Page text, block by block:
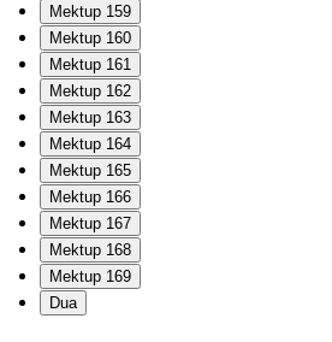
Mektup 159
Mektup 160
Mektup 161
Mektup 162
Mektup 163
Mektup 164
Mektup 165
Mektup 166
Mektup 167
Mektup 168
Mektup 169
Dua